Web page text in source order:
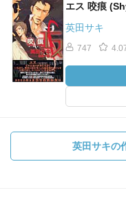
エス 咬痕
英田サキ
747
英田サキの